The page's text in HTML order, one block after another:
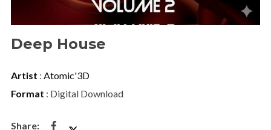
Deep House
Artist : Atomic'3D
Format : Digital Download